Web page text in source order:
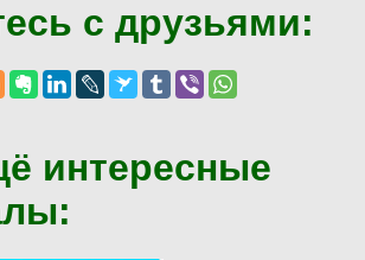
с друзьями:
интересные